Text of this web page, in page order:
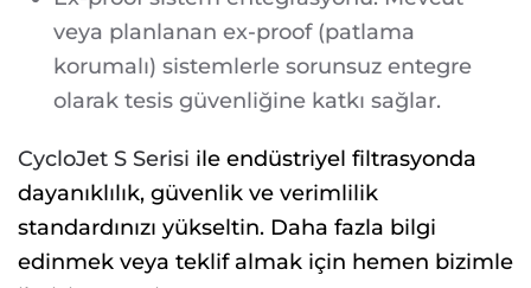
veya planlanan ex-proof (patlama
korumalı) sistemlerle sorunsuz entegre
olarak tesis güvenliğine katkı sağlar.
CycloJet S Serisi ile endüstriyel filtrasyonda
dayanıklılık, güvenlik ve verimlilik
standardınızı yükseltin. Daha fazla bilgi
edinmek veya teklif almak için hemen bizimle